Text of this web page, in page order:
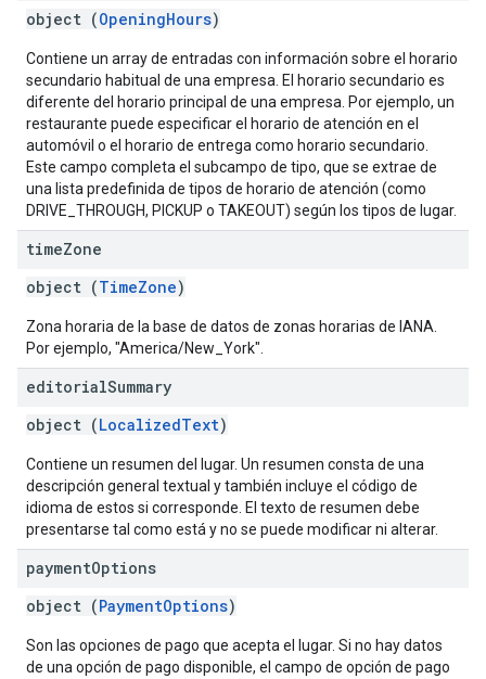
object (OpeningHours)
Contiene un array de entradas con información sobre el horario
secundario habitual de una empresa. El horario secundario es
diferente del horario principal de una empresa. Por ejemplo, un
restaurante puede especificar el horario de atención en el
automóvil o el horario de entrega como horario secundario.
Este campo completa el subcampo de tipo, que se extrae de
una lista predefinida de tipos de horario de atención (como
DRIVE_THROUGH, PICKUP o TAKEOUT) según los tipos de lugar.
timeZone
object (TimeZone)
Zona horaria de la base de datos de zonas horarias de IANA.
Por ejemplo, "America/New_York".
editorialSummary
object (LocalizedText)
Contiene un resumen del lugar. Un resumen consta de una
descripción general textual y también incluye el código de
idioma de estos si corresponde. El texto de resumen debe
presentarse tal como está y no se puede modificar ni alterar.
paymentOptions
object (PaymentOptions)
Son las opciones de pago que acepta el lugar. Si no hay datos
de una opción de pago disponible, el campo de opción de pago